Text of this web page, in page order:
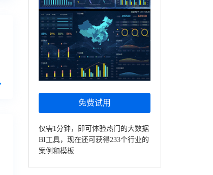
免费试用
仅需1分钟，即可体验热门的大数据
BI工具，现在还可获得233个行业的
案例和模板